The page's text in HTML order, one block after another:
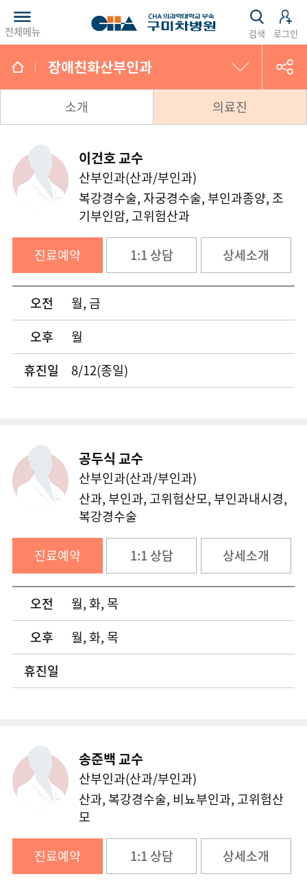
전체메뉴 검색 로그인
장애친화산부인과
비만·대사 클리닉
조기위암 클리닉
간질환 클리닉
고지혈 클리닉
만성기침 클리닉
폐결핵 클리닉
천식 클리닉
뇌졸중 클리닉
기흉 클리닉
다한증 클리닉
오목가슴 클리닉
하지정맥류 클리닉
늑막염 클리닉
종격동종양 클리닉
폐암 클리닉
미용성형 클리닉
고위험임신 클리닉
백내장 클리닉
안성형 클리닉
소개 의료진
이건호 교수
산부인과(산과/부인과)
복강경수술, 자궁경수술, 부인과종양, 조
기부인암, 고위험산과
진료예약 1:1 상담 상세소개
오전
월, 금
오후
월
휴진일
8/12(종일)
공두식 교수
산부인과(산과/부인과)
산과, 부인과, 고위험산모, 부인과내시경,
복강경수술
진료예약 1:1 상담 상세소개
오전
월, 화, 목
오후
월, 화, 목
휴진일
송준백 교수
산부인과(산과/부인과)
산과, 복강경수술, 비뇨부인과, 고위험산
모
진료예약 1:1 상담 상세소개